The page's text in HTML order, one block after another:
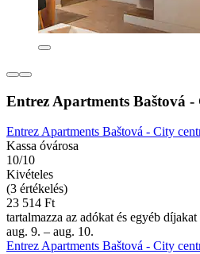
Entrez Apartments Baštová -
Entrez Apartments Baštová - City
Kassa óvárosa
10/10
Kivételes
(3 értékelés)
23 514 Ft
tartalmazza az adókat és egyéb díjakat
aug. 9. – aug. 10.
Entrez Apartments Baštová - City